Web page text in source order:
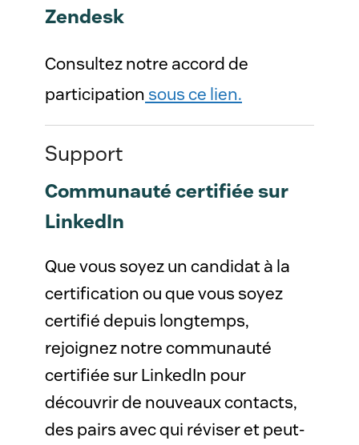
Zendesk
Consultez notre accord de
participation sous ce lien.
Support
Communauté certifiée sur
LinkedIn
Que vous soyez un candidat à la
certification ou que vous soyez
certifié depuis longtemps,
rejoignez notre communauté
certifiée sur LinkedIn pour
découvrir de nouveaux contacts,
des pairs avec qui réviser et peut-